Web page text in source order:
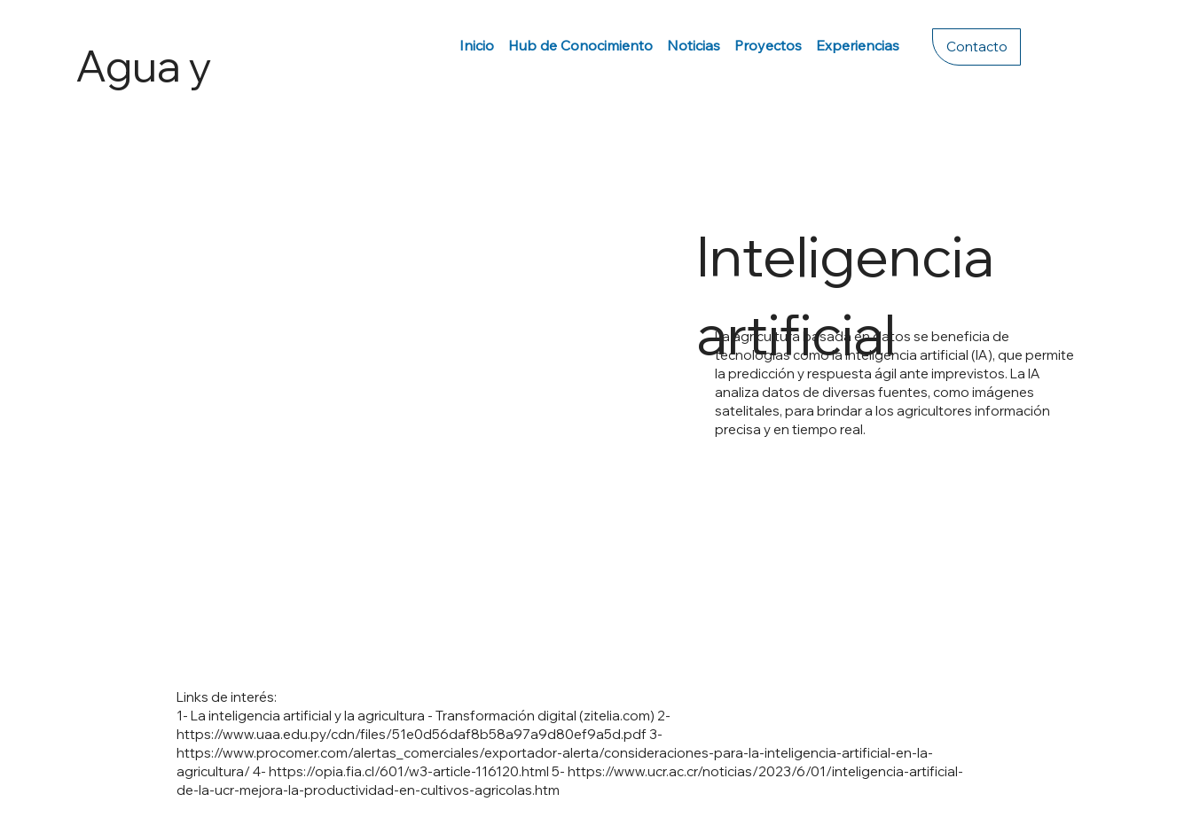
Agua y
Inicio Hub de Conocimiento Noticias Proyectos Experiencias Contacto
Inteligencia
artificial
La agricultura basada en datos se beneficia de
tecnologías como la inteligencia artificial (IA), que permite
la predicción y respuesta ágil ante imprevistos. La IA
analiza datos de diversas fuentes, como imágenes
satelitales, para brindar a los agricultores información
precisa y en tiempo real.
1- La inteligencia artificial y la agricultura - Transformación digital (zitelia.com) 2-
https://www.uaa.edu.py/cdn/files/51e0d56daf8b58a97a9d80ef9a5d.pdf3-
https://www.procomer.com/alertas_comerciales/exportador-alerta/consideraciones-para-la-inteligencia-artificial-en-la-
agricultura/4- https://opia.fia.cl/601/w3-article-116120.html 5- https://www.ucr.ac.cr/noticias/2023/6/01/inteligencia-artificial-
de-la-ucr-mejora-la-productividad-en-cultivos-agricolas.htm
Links de interés: